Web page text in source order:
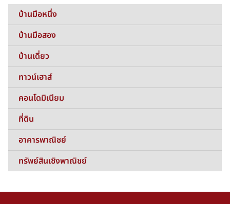
บ้านมือหนึ่ง
บ้านมือสอง
บ้านเดี่ยว
ทาวน์เฮาส์
คอนโดมิเนียม
ที่ดิน
อาคารพาณิชย์
ทรัพย์สินเชิงพาณิชย์